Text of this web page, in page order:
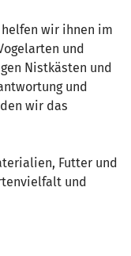
helfen wir ihnen im
und
Nistkästen und
und
wir das
Futter und
und